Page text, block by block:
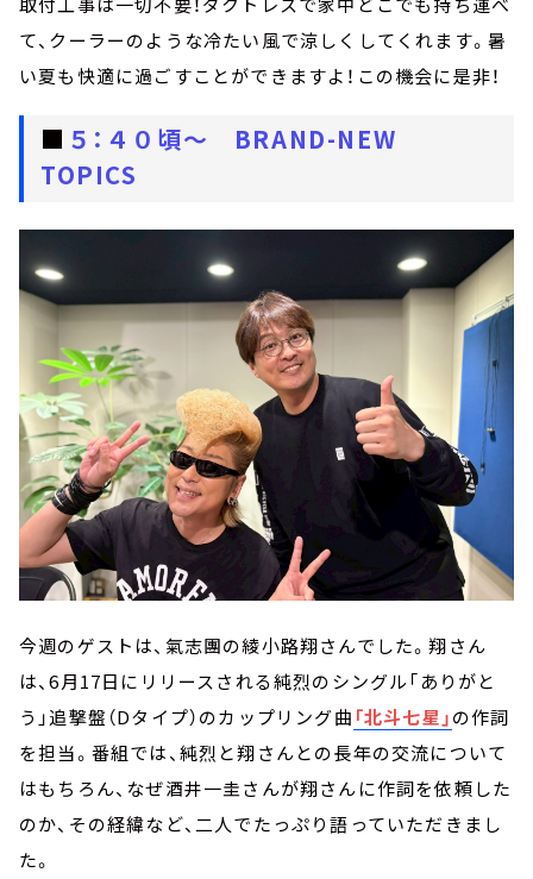
て、クーラーのような冷たい風で涼しくしてくれます。暑
い夏も快適に過ごすことができますよ！この機会に是非！
■ ５：４０頃～ BRAND-NEW
TOPICS
今週のゲストは、氣志團の綾小路翔さんでした。翔さん
は、6月17日にリリースされる純烈のシングル「ありがと
う」追撃盤（Dタイプ）のカップリング曲 「北斗七星」の作詞
を担当。番組では、純烈と翔さんとの長年の交流について
はもちろん、なぜ酒井一圭さんが翔さんに作詞を依頼した
のか、その経緯など、二人でたっぷり語っていただきまし
た。